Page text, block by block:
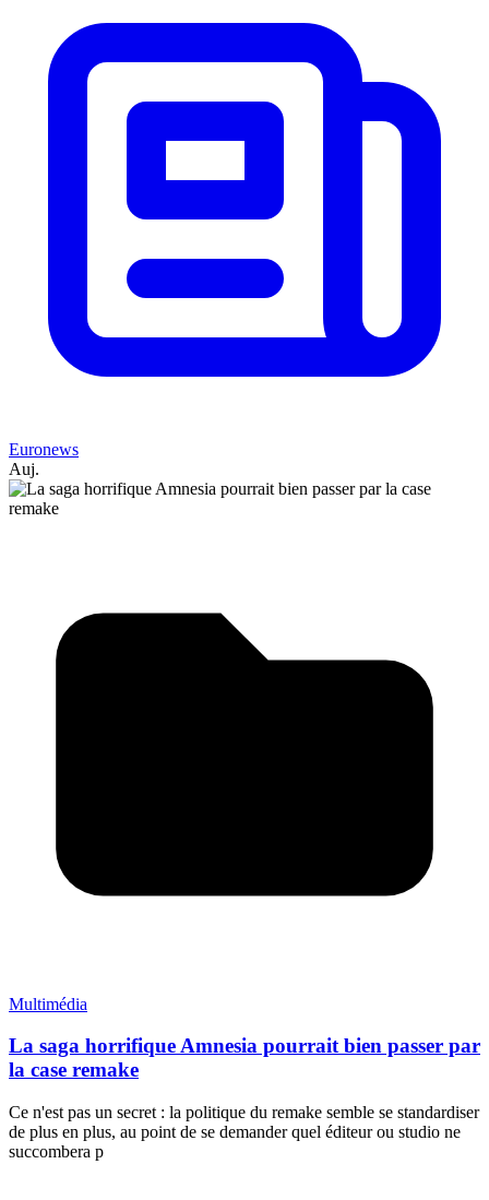
Euronews
Auj.
Multimédia
La saga horrifique Amnesia pourrait bien passer par
la case remake
Ce n'est pas un secret : la politique du remake semble se standardiser
de plus en plus, au point de se demander quel éditeur ou studio ne
succombera p